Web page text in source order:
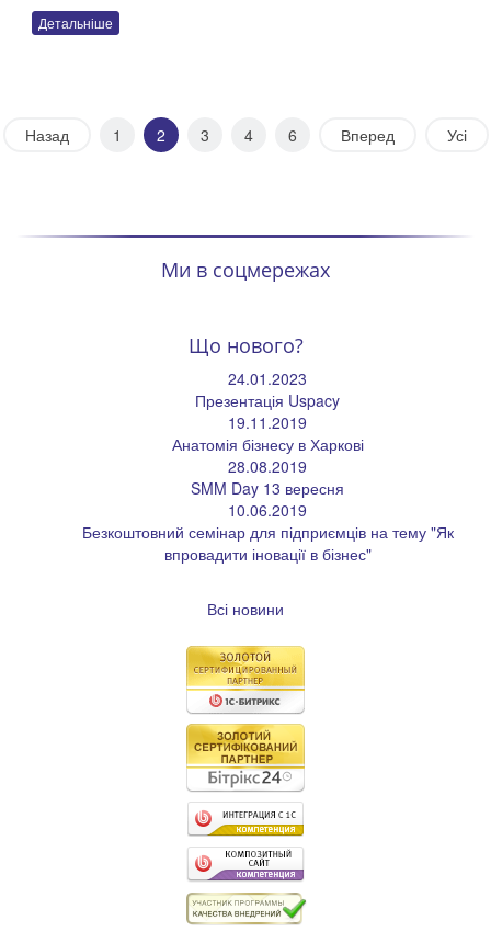
Детальніше
Назад 1 2 3 4 6 Вперед Усі
Ми в соцмережах
Що нового?
24.01.2023
Презентація Uspacy
19.11.2019
Анатомія бізнесу в Харкові
28.08.2019
SMM Day 13 вересня
10.06.2019
Безкоштовний семінар для підприємців на тему "Як
впровадити іновації в бізнес"
Всі новини